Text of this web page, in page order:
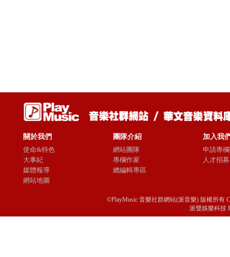
關於我們
使命&特色
大事紀
媒體報導
網站地圖
團隊介紹
網站團隊
專欄作家
總編輯專區
加入我
申請專
人才招募
©PlayMusic 音樂社群網站(派音樂) 版權所有
派聲娛樂科技